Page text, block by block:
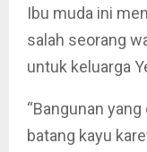
Ibu muda ini
salah seorang
untuk keluarga
“Bangunan
batang kayu